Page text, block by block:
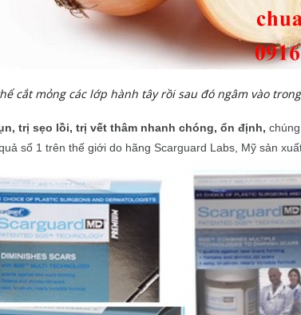
cắt mỏng các lớp hành tây rồi sau đó ngâm vào
trị sẹo lồi, trị vết thâm nhanh chóng, ổn định,
số 1 trên thế giới do hãng Scarguard Labs, Mỹ sản